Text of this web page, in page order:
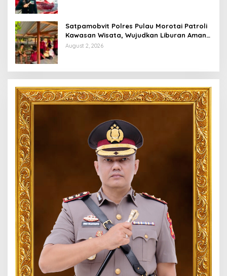
Satpamobvit Polres Pulau Morotai Patroli
Kawasan Wisata, Wujudkan Liburan Aman
dan Kondusif
August 2, 2026